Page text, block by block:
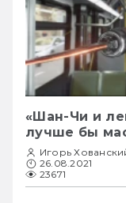
«Шан-Чи и
лучше бы
Игорь
26.08.2021
23671